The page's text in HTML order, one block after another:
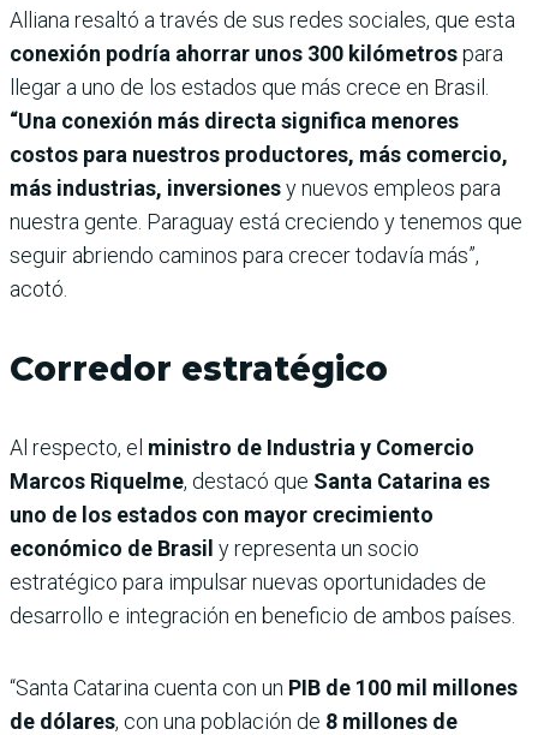
Alliana resaltó a través de sus redes sociales, que esta
conexión podría ahorrar unos 300 kilómetrospara
llegar a uno de los estados que más crece en Brasil.
“Una conexión más directa significa menores
costos para nuestros productores, más comercio,
más industrias, inversionesy nuevos empleos para
nuestra gente. Paraguay está creciendo y tenemos que
seguir abriendo caminos para crecer todavía más”,
acotó.
Corredor estratégico
Al respecto, el ministro de Industria y Comercio
Marcos Riquelme, destacó que Santa Catarina es
uno de los estados con mayor crecimiento
económico de Brasil y representa un socio
estratégico para impulsar nuevas oportunidades de
desarrollo e integración en beneficio de ambos países.
“Santa Catarina cuenta con un PIB de 100 mil millones
de dólares, con una población de 8 millones de